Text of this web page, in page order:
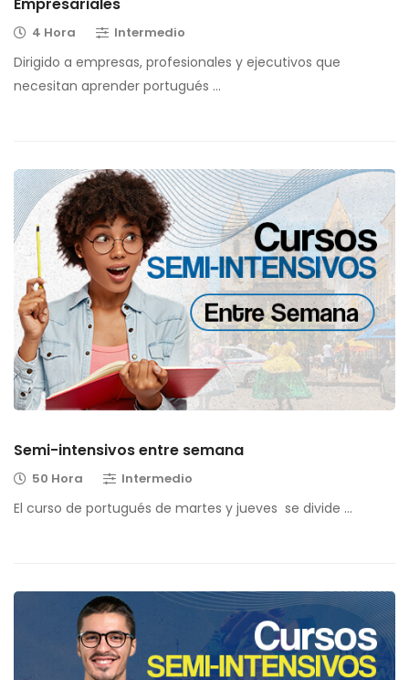
4 Hora Intermedio
Dirigido a empresas, profesionales y ejecutivos que
necesitan aprender portugués …
Semi-intensivos entre semana
50 Hora Intermedio
El curso de portugués de martes y jueves se divide …